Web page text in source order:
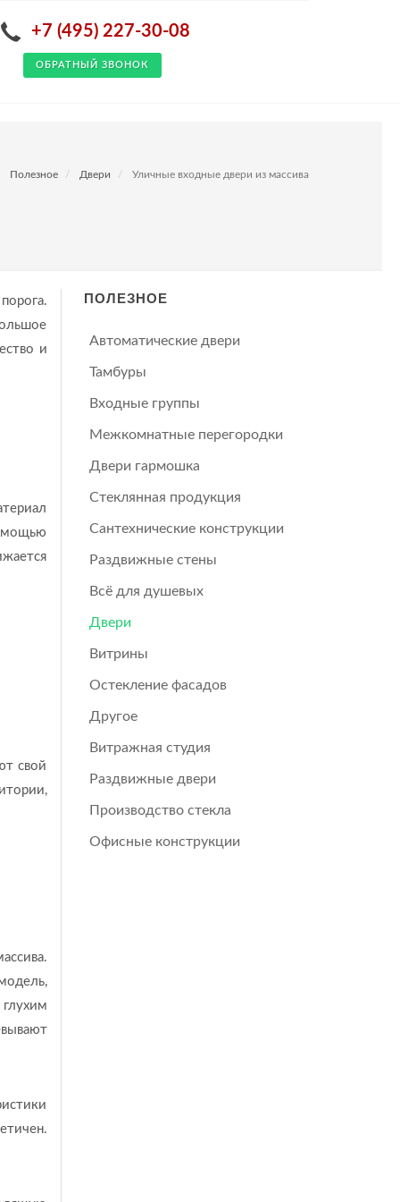
+7 (495) 227-30-08
ОБРАТНЫЙ ЗВОНОК
Полезное Двери Уличные входные двери из массива
и
свой
ПОЛЕЗНОЕ
Автоматические двери
Тамбуры
Входные группы
Межкомнатные перегородки
Двери гармошка
Стеклянная продукция
Сантехнические конструкции
Раздвижные стены
Всё для душевых
Двери
Витрины
Остекление фасадов
Другое
Витражная студия
Раздвижные двери
Производство стекла
Офисные конструкции